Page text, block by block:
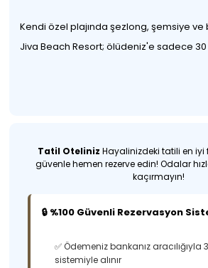
Kendi özel plajında şezlong, şemsiye
Jiva Beach Resort; ölüdeniz'e sadece
Tatil Oteliniz Hayalinizdeki tatili en iyi
güvenle hemen rezerve edin! Odalar
kaçırmayın!
🔒 %100 Güvenli Rezervasyon
✅ Ödemeniz bankanız aracılığıyla
sistemiyle alınır